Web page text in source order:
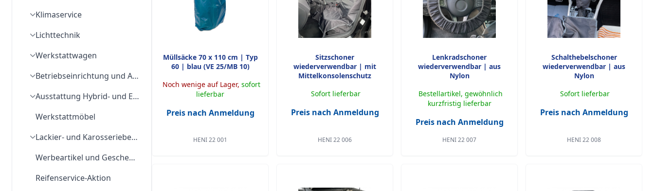
Klimaservice
Lichttechnik
Werkstattwagen
Betriebseinrichtung und Arbeitsplatzausstattung
Ausstattung Hybrid- und Elektrofahrzeuge
Werkstattmöbel
Lackier- und Karosseriebedarf
Werbeartikel und Geschenke
Reifenservice-Aktion
Müllsäcke 70 x 110 cm | Typ
60 | blau (VE 25/MB 10)
Noch wenige auf Lager, sofort
lieferbar
Preis nach Anmeldung
HENI 22 001
Sitzschoner
wiederverwendbar | mit
Mittelkonsolenschutz
Sofort lieferbar
Preis nach Anmeldung
HENI 22 006
Lenkradschoner
wiederverwendbar | aus
Nylon
Bestellartikel, gewöhnlich
kurzfristig lieferbar
Preis nach Anmeldung
HENI 22 007
Schalthebelschoner
wiederverwendbar | aus
Nylon
Sofort lieferbar
Preis nach Anmeldung
HENI 22 008